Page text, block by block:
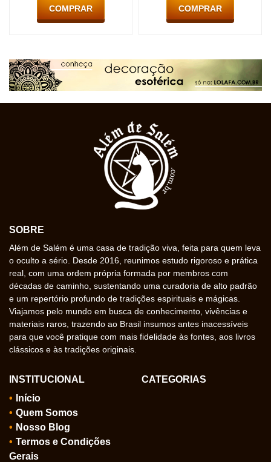
COMPRAR COMPRAR
SOBRE
Além de Salém é uma casa de tradição viva, feita para quem leva
o oculto a sério. Desde 2016, reunimos estudo rigoroso e prática
real, com uma ordem própria formada por membros com
décadas de caminho, sustentando uma curadoria de alto padrão
e um repertório profundo de tradições espirituais e mágicas.
Viajamos pelo mundo em busca de conhecimento, vivências e
materiais raros, trazendo ao Brasil insumos antes inacessíveis
para que você pratique com mais fidelidade às fontes, aos livros
clássicos e às tradições originais.
INSTITUCIONAL
Início
Quem Somos
Nosso Blog
Termos e Condições
Gerais
CATEGORIAS